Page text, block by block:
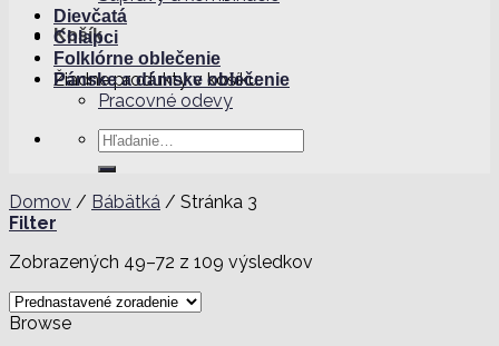
Košík
Žiadne produkty v košíku.
Dievčatá
Chlapci
Folklórne oblečenie
Pánske a dámske oblečenie
Pracovné odevy
Hľadať:
Domov / Bábätká / Stránka 3
Filter
Zobrazených 49–72 z 109 výsledkov
Browse